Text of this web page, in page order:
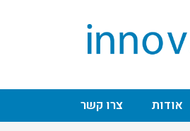
אודות צרו קשר